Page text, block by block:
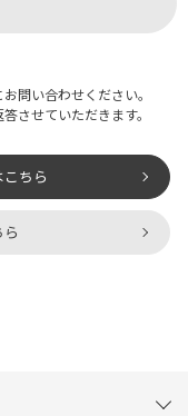
問い合わせください。
させていただきます。
ちら